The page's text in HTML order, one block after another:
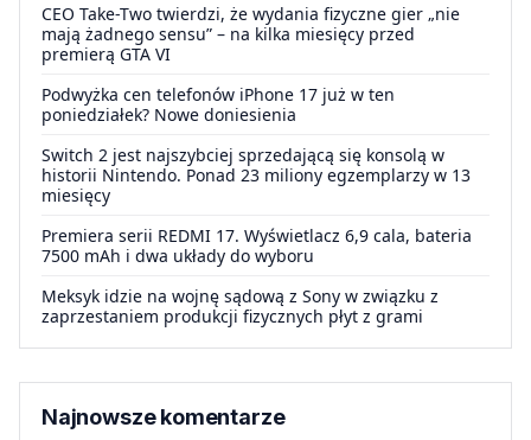
CEO Take-Two twierdzi, że wydania fizyczne gier „nie
mają żadnego sensu” – na kilka miesięcy przed
premierą GTA VI
Podwyżka cen telefonów iPhone 17 już w ten
poniedziałek? Nowe doniesienia
Switch 2 jest najszybciej sprzedającą się konsolą w
historii Nintendo. Ponad 23 miliony egzemplarzy w 13
miesięcy
Premiera serii REDMI 17. Wyświetlacz 6,9 cala, bateria
7500 mAh i dwa układy do wyboru
Meksyk idzie na wojnę sądową z Sony w związku z
zaprzestaniem produkcji fizycznych płyt z grami
Najnowsze komentarze